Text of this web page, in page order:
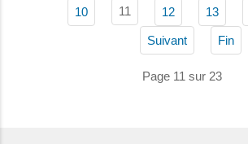
10 11 12 13
Suivant Fin
Page 11 sur 23